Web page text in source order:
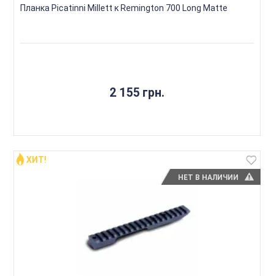
Планка Picatinni Millett к Remington 700 Long Matte
2 155 грн.
НЕТ В НАЛИЧИИ
ХИТ!